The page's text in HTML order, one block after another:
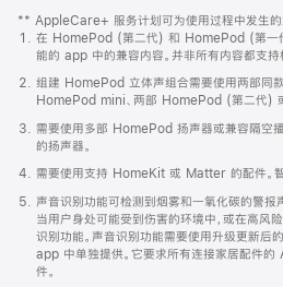
窗
口
中
打
开)
** AppleCare+ 服务计划可为使用过程中发生的
在 HomePod (第二代) 和 HomePod (第一
能的 app 中的兼容内容。并非所有内容都支持
组建 HomePod 立体声组合需要使用两部同
HomePod mini、两部 HomePod (第二代)
需要使用多部 HomePod 扬声器或兼容隔空
的扬声器。
需要使用支持 HomeKit 或 Matter 的配件。智
声音识别功能可检测到烟雾和一氧化碳的警报
当用户身处可能受到伤害的环境中，或在高风
识别功能。声音识别功能需要使用升级更新后
app 中单独提供。它要求所有连接家居配件
件。